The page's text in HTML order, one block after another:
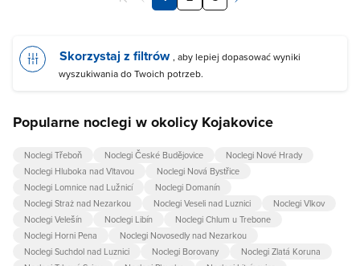
Skorzystaj z filtrów , aby lepiej dopasować wyniki
wyszukiwania do Twoich potrzeb.
Popularne noclegi w okolicy Kojakovice
Noclegi Třeboň Noclegi České Budějovice
Noclegi Nové Hrady
Noclegi Hluboka nad Vltavou
Noclegi Nová Bystřice
Noclegi Lomnice nad Lužnicí
Noclegi Domanín
Noclegi Straż nad Nezarkou
Noclegi Veseli nad Luznici
Noclegi Vlkov
Noclegi Velešín
Noclegi Libín
Noclegi Chlum u Trebone
Noclegi Horni Pena
Noclegi Novosedly nad Nezarkou
Noclegi Suchdol nad Luznici
Noclegi Borovany
Noclegi Zlatá Koruna